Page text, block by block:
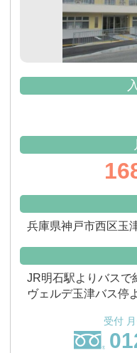
兵庫県神戸市西区玉
JR明石駅よりバスで
ヴェルデ玉津バス停
受付